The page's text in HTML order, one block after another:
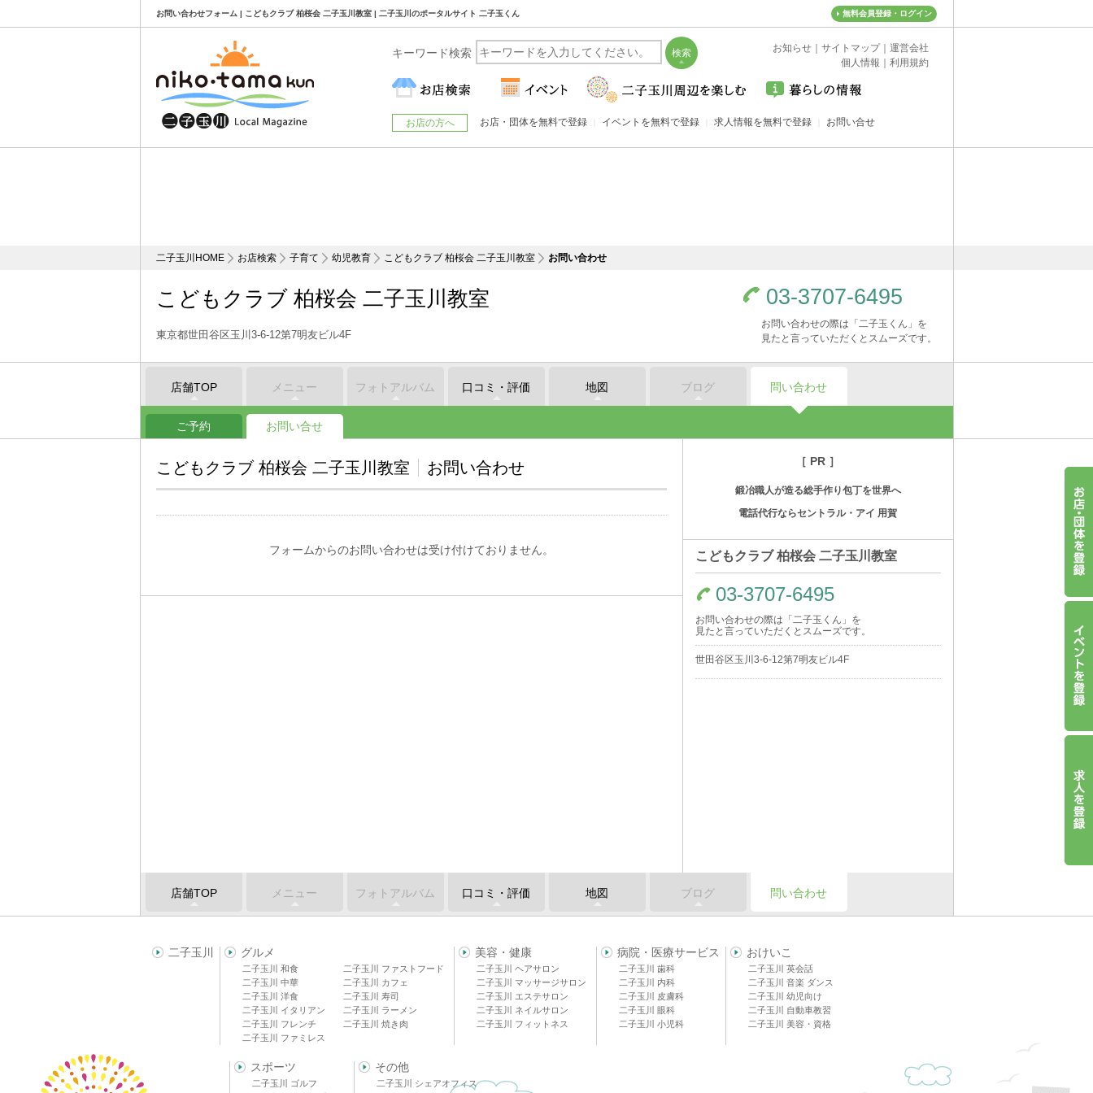
お問い合わせフォーム | こどもクラブ 柏桜会 二子玉川教室 | 二子玉川のポータルサイト 二子玉くん 無料会員登録・ログイン
二子玉川HOME お店検索 子育て 幼児教育 こどもクラブ 柏桜会 二子玉川教室 お問い合わせ
こどもクラブ 柏桜会 二子玉川教室
東京都世田谷区玉川3-6-12第7明友ビル4F
03-3707-6495
お問い合わせの際は「二子玉くん」を
見たと言っていただくとスムーズです。
店舗TOP メニュー フォトアルバム 口コミ・評価 地図 ブログ 問い合わせ
ご予約 お問い合せ
こどもクラブ 柏桜会 二子玉川教室 お問い合わせ
フォームからのお問い合わせは受け付けておりません。
［ PR ］
鍛冶職人が造る総手作り包丁を世界へ
電話代行ならセントラル・アイ 用賀
こどもクラブ 柏桜会 二子玉川教室
03-3707-6495
お問い合わせの際は「二子玉くん」を
見たと言っていただくとスムーズです。
世田谷区玉川3-6-12第7明友ビル4F
店舗TOP メニュー フォトアルバム 口コミ・評価 地図 ブログ 問い合わせ
二子玉川 グルメ
二子玉川 和食
二子玉川 中華
二子玉川 洋食
二子玉川 イタリアン
二子玉川 フレンチ
二子玉川 ファミレス
二子玉川 ファストフード
二子玉川 カフェ
二子玉川 寿司
二子玉川 ラーメン
二子玉川 焼き肉
美容・健康
二子玉川 ヘアサロン
二子玉川 マッサージサロン
二子玉川 エステサロン
二子玉川 ネイルサロン
二子玉川 フィットネス
病院・医療サービス
二子玉川 歯科
二子玉川 内科
二子玉川 皮膚科
二子玉川 眼科
二子玉川 小児科
おけいこ
二子玉川 英会話
二子玉川 音楽 ダンス
二子玉川 幼児向け
二子玉川 自動車教習
二子玉川 美容・資格
スポーツ
二子玉川 ゴルフ
その他
二子玉川 シェアオフィス
キーワード検索 お知らせ サイトマップ｜ 運営会社
個人情報
利用規約
お店の方へ お店・団体を無料で登録 イベントを無料で登録 求人情報を無料で登録 お問い合せ